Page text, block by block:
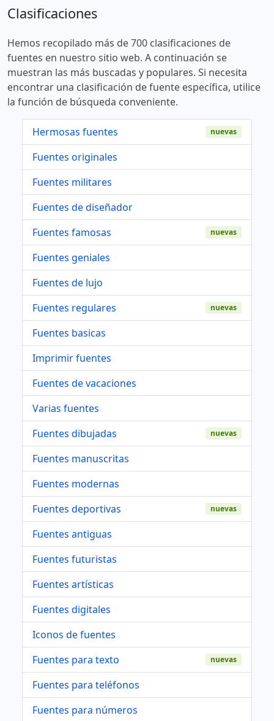
Clasificaciones
Hemos recopilado más de 700 clasificaciones de
fuentes en nuestro sitio web. A continuación se
muestran las más buscadas y populares. Si necesita
encontrar una clasificación de fuente específica, utilice
la función de búsqueda conveniente.
Hermosas fuentes nuevas
Fuentes originales
Fuentes militares
Fuentes de diseñador
Fuentes famosas
nuevas
Fuentes geniales
Fuentes de lujo
Fuentes regulares
nuevas
Fuentes basicas
Imprimir fuentes
Fuentes de vacaciones
Varias fuentes
Fuentes dibujadas
nuevas
Fuentes manuscritas
Fuentes modernas
Fuentes deportivas
nuevas
Fuentes antiguas
Fuentes futuristas
Fuentes artísticas
Fuentes digitales
Iconos de fuentes
Fuentes para texto
nuevas
Fuentes para teléfonos
Fuentes para números